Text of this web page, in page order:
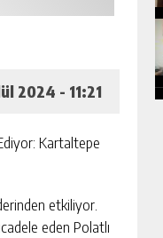
2024 - 11:21
Kartaltepe
etkiliyor.
eden Polatlı